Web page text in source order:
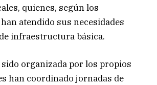
quienes, según los
atendido sus necesidades
infraestructura básica.
organizada por los propios
han coordinado jornadas de